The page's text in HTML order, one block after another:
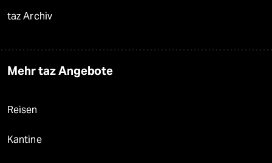
taz Archiv
Mehr taz Angebote
Reisen
Kantine